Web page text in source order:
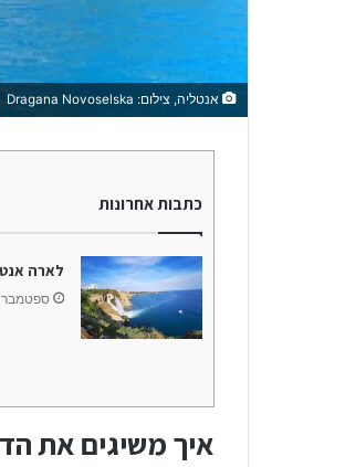
אנטליה, צילום: Dragana Novoselska
כתבות אחרונות
לארה
ספטמבר 8, 2023
איך משיגים את
ט
ל
י